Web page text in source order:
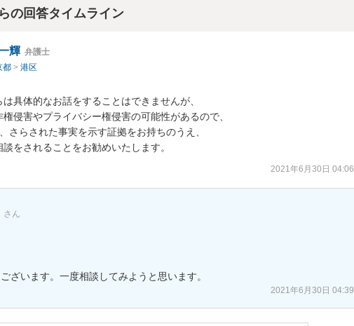
の回答タイムライン
輝 弁護士
都 > 港区
具体的なお話をすることはできませんが、
侵害やプライバシー権侵害の可能性があるので、
さらされた事実を示す証拠をお持ちのうえ、
をされることをお勧めいたします。
2021年6月30日 04:06
さん
ざいます。一度相談してみようと思います。
2021年6月30日 04:39